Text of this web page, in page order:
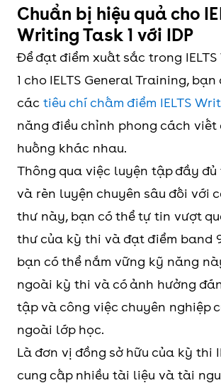
Chuẩn bị hiệu quả cho
Writing Task 1 với IDP
Để đạt điểm xuất sắc trong
1 cho IELTS General Training,
các tiêu chí chấm điểm IELTS
năng điều chỉnh phong cách viết
huống khác nhau.
Thông qua việc luyện tập đầy
và rèn luyện chuyên sâu đối với
thư này, bạn có thể tự tin vượt
thư của kỳ thi và đạt điểm band
bạn có thể nắm vững kỹ năng
ngoài kỳ thi và có ảnh hưởng
tập và công việc chuyên nghiệp
ngoài lớp học.
Là đơn vị đồng sở hữu của kỳ thi
cung cấp nhiều tài liệu và tài